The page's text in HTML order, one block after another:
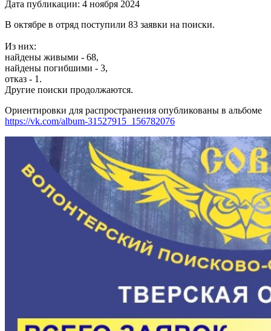
Дата публикации: 4 ноября 2024
В октябре в отряд поступили 83 заявки на поиски.
Из них:
найдены живыми - 68,
найдены погибшими - 3,
отказ - 1.
Другие поиски продолжаются.
Ориентировки для распространения опубликованы в альбоме
https://vk.com/album-31527915_156782076